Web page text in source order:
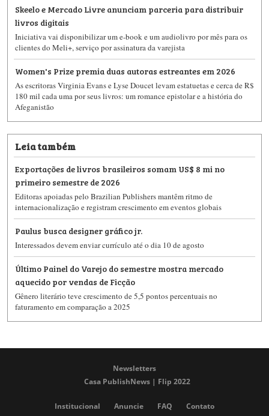
Skeelo e Mercado Livre anunciam parceria para distribuir
livros digitais
Iniciativa vai disponibilizar um e-book e um audiolivro por mês para os
clientes do Meli+, serviço por assinatura da varejista
Women's Prize premia duas autoras estreantes em 2026
As escritoras Virginia Evans e Lyse Doucet levam estatuetas e cerca de R$
180 mil cada uma por seus livros: um romance epistolar e a história do
Afeganistão
Leia também
Exportações de livros brasileiros somam US$ 8 mi no
primeiro semestre de 2026
Editoras apoiadas pelo Brazilian Publishers mantêm ritmo de
internacionalização e registram crescimento em eventos globais
Paulus busca designer gráfico jr.
Interessados devem enviar currículo até o dia 10 de agosto
Último Painel do Varejo do semestre mostra mercado
aquecido por vendas de Ficção
Gênero literário teve crescimento de 5,5 pontos percentuais no
faturamento em comparação a 2025
Newsletters
Casa PublishNews | Flip 2022
Institucional Anuncie FAQ Contato